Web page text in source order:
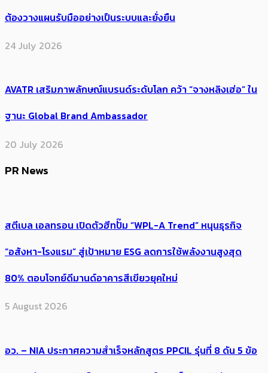
ต้องวางแผนรับมืออย่างเป็นระบบและยั่งยืน
24 July 2026
AVATR เสริมภาพลักษณ์แบรนด์ระดับโลก คว้า “จางหลิงเฮ่อ” ใน
ฐานะ Global Brand Ambassador
20 July 2026
PR News
สตีเบล เอลทรอน เปิดตัวฮีทปั๊ม “WPL-A Trend” หนุนธุรกิจ
“อสังหา-โรงแรม” สู่เป้าหมาย ESG ลดการใช้พลังงานสูงสุด
80% ตอบโจทย์ดีมานด์อาคารสีเขียวยุคใหม่
5 August 2026
อว. – NIA ประกาศความสำเร็จหลักสูตร PPCIL รุ่นที่ 8 ดัน 5 ข้อ